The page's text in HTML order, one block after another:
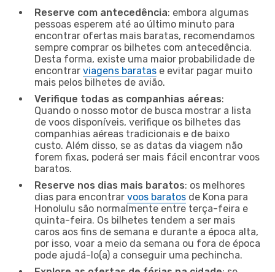
Reserve com antecedência: embora algumas
pessoas esperem até ao último minuto para
encontrar ofertas mais baratas, recomendamos
sempre comprar os bilhetes com antecedência.
Desta forma, existe uma maior probabilidade de
encontrar viagens baratas e evitar pagar muito
mais pelos bilhetes de avião.
Verifique todas as companhias aéreas:
Quando o nosso motor de busca mostrar a lista
de voos disponíveis, verifique os bilhetes das
companhias aéreas tradicionais e de baixo
custo. Além disso, se as datas da viagem não
forem fixas, poderá ser mais fácil encontrar voos
baratos.
Reserve nos dias mais baratos: os melhores
dias para encontrar voos baratos de Kona para
Honolulu são normalmente entre terça-feira e
quinta-feira. Os bilhetes tendem a ser mais
caros aos fins de semana e durante a época alta,
por isso, voar a meio da semana ou fora de época
pode ajudá-lo(a) a conseguir uma pechincha.